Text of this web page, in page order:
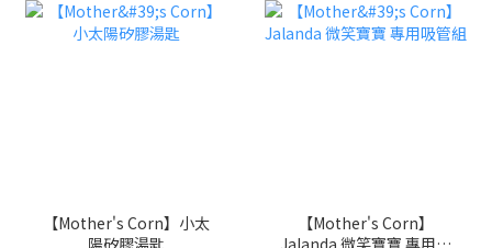
【Mother's Corn】小太
陽矽膠湯匙
【Mother's Corn】
Jalanda 微笑寶寶 專用吸